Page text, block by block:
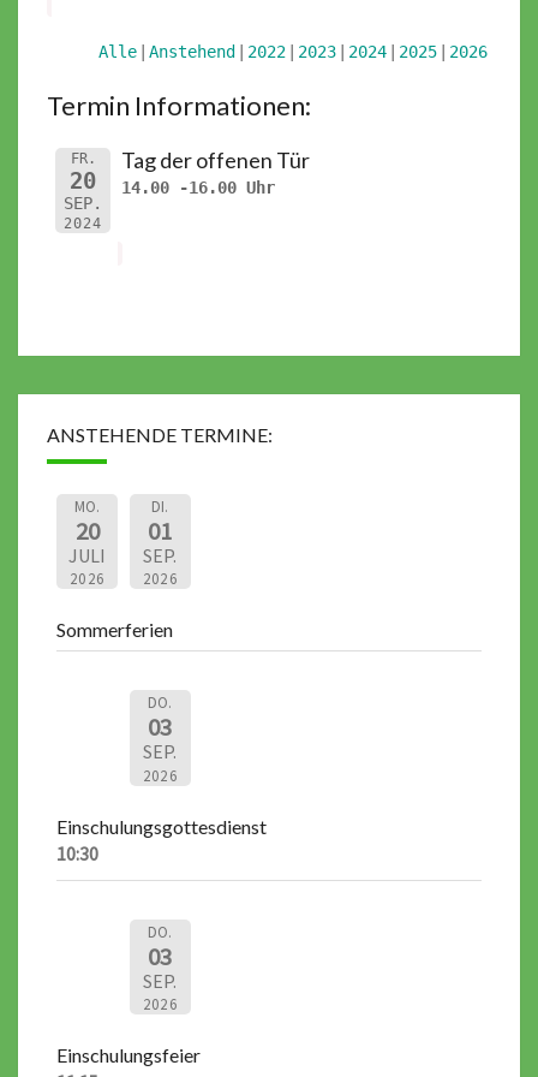
Alle Anstehend 2022 2023 2024 2025 2026
Termin Informationen:
FR.
20
SEP.
2024
Tag der offenen Tür
14.00 -16.00 Uhr
ANSTEHENDE TERMINE:
MO.
20
JULI
2026
DI.
01
SEP.
2026
Sommerferien
DO.
03
SEP.
2026
Einschulungsgottesdienst
10:30
DO.
03
SEP.
2026
Einschulungsfeier